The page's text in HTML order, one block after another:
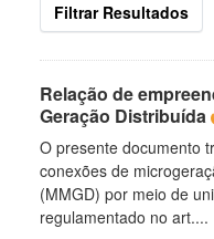
Filtrar Resultados
Relação de
Geração Distribuída
O presente documento
conexões de
(MMGD) por meio de
regulamentado no art....